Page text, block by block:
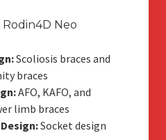
Neo
Scoliosis braces and
braces
AFO, KAFO, and
limb braces
Socket design